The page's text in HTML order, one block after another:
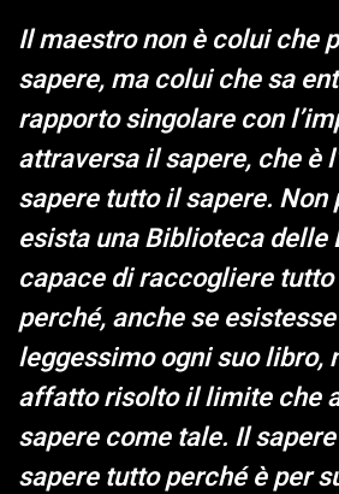
Il maestro non è colui che
sapere, ma colui che sa
rapporto singolare con
attraversa il sapere, che è
sapere tutto il sapere. Non
esista una Biblioteca delle
capace di raccogliere
perché, anche se
leggessimo ogni suo libro,
affatto risolto il limite che
sapere come tale. Il
sapere tutto perché è per